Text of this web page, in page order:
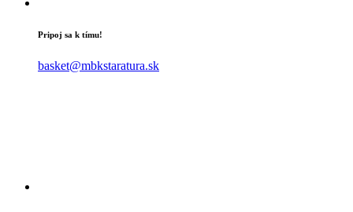
Pripoj sa k tímu!
basket@mbkstaratura.sk